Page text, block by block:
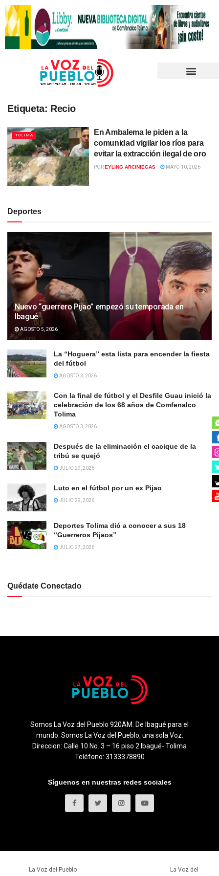
Etiqueta: Recio
TOLIMA
En Ambalema le piden a la
comunidad vigilar los ríos para
evitar la extracción ilegal de oro
POREYLING ARCINIEGAS MAYO 10, 2026
Deportes
Nuevo “guerrero Pijao” empezó su temporada en
Ibagué
AGOSTO 5, 2026
La “Hoguera” esta lista para encender la fiesta
del fútbol
AGOSTO 3, 2026
Con la final de fútbol y el Desfile Guau inició la
celebración de los 68 años de Comfenalco
Tolima
AGOSTO 3, 2026
Después de la eliminación el cacique de la
tribú se quejó
JULIO 29, 2026
Luto en el fútbol por un ex Pijao
JULIO 29, 2026
Deportes Tolima dió a conocer a sus 18
“Guerreros Pijaos”
JULIO 27, 2026
Quédate Conectado
Somos La Voz del Pueblo 920AM. De Ibagué para el
mundo. Somos La Voz del Pueblo, una sola Voz.
Direccion: Calle 10 No. 3 – 16 piso 2 Ibagué- Tolima
Teléfono: 3133378890
Síguenos en nuestras redes sociales
La Voz del Pueblo La Voz del